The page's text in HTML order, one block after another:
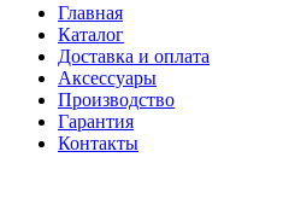
Главная
Каталог
Доставка и оплата
Аксессуары
Производство
Гарантия
Контакты